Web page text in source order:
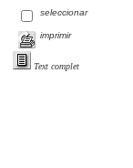
seleccionar
imprimir
Text complet